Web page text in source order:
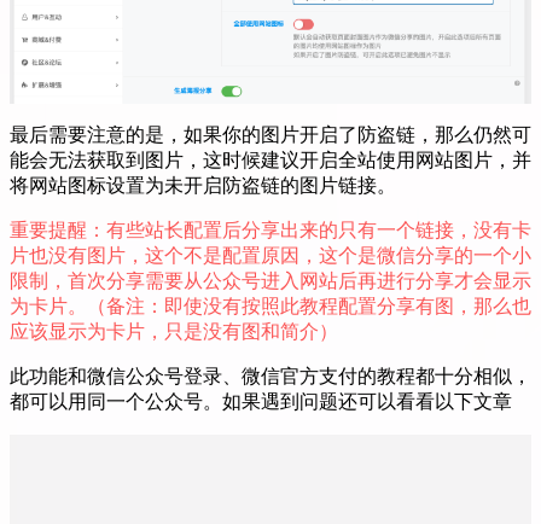
最后需要注意的是，如果你的图片开启了防盗链，那么仍然可
能会无法获取到图片，这时候建议开启全站使用网站图片，并
将网站图标设置为未开启防盗链的图片链接。
重要提醒：有些站长配置后分享出来的只有一个链接，没有卡
片也没有图片，这个不是配置原因，这个是微信分享的一个小
限制，首次分享需要从公众号进入网站后再进行分享才会显示
为卡片。（备注：即使没有按照此教程配置分享有图，那么也
应该显示为卡片，只是没有图和简介）
此功能和微信公众号登录、微信官方支付的教程都十分相似，
都可以用同一个公众号。如果遇到问题还可以看看以下文章